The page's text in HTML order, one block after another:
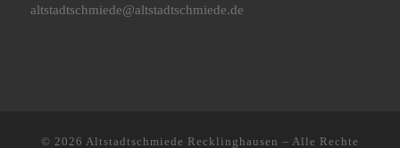
altstadtschmiede@altstadtschmiede.de
© 2026 Altstadtschmiede Recklinghausen – Alle Rechte